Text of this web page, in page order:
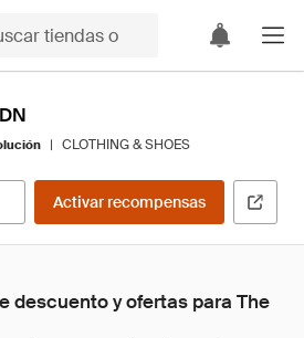
| CLOTHING & SHOES
Activar recompensas
descuento y ofertas para The